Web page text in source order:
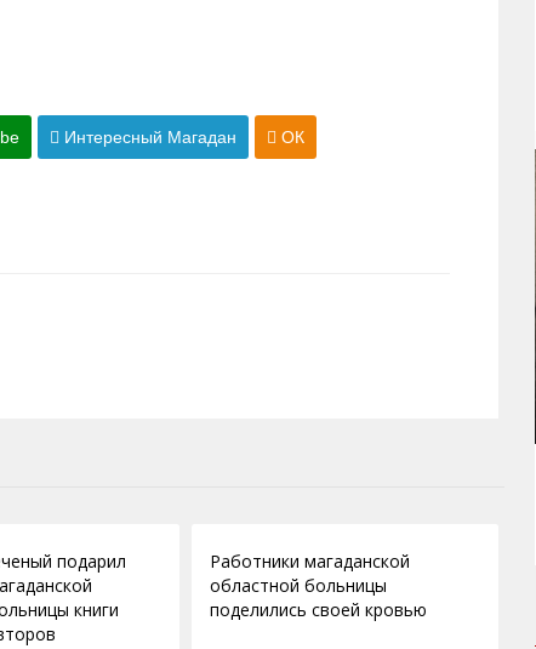
Интересный Магадан ОК
подарил
книги
Работники магаданской
областной больницы
поделились своей кровью